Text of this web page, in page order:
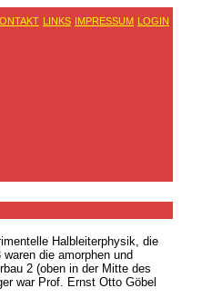
LINKS IMPRESSUM LOGIN
Halbleiterphysik, die
die amorphen und
2 (oben in der Mitte des
war Prof. Ernst Otto Göbel